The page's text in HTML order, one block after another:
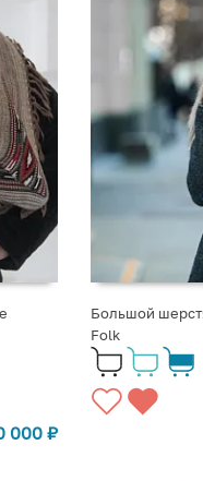
000 ₽
Большой
Folk